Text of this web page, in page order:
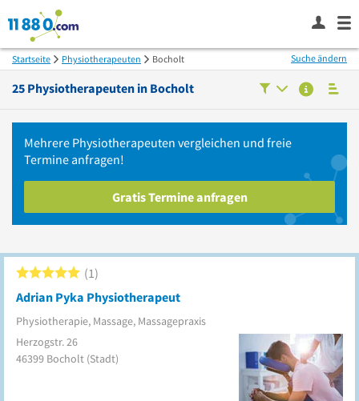
Startseite Physiotherapeuten Bocholt
25 Physiotherapeuten in Bocholt
Suche ändern
Mehrere Physiotherapeuten vergleichen und freie
Termine anfragen!
Gratis Termine anfragen
Adrian Pyka Physiotherapeut
Physiotherapie, Massage, Massagepraxis
1
Herzogstr. 26
46399 Bocholt (Stadt)